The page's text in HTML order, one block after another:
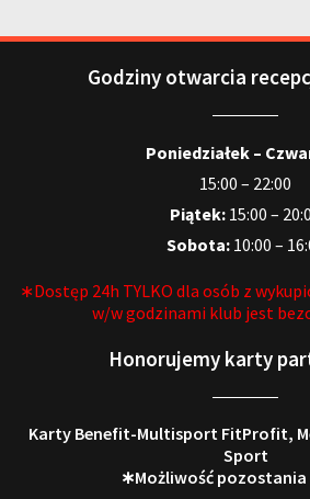
Godziny otwarcia
Poniedziałek –
15:00 – 22:00
Piątek: 15:00 –
Sobota:10:00 –
∗Dostęp 24h TYLKO dla osób z
w/w godzinami klub jest
Honorujemy karty
Karty Benefit-Multisport FitProfit,
Sport
∗Możliwość pozostania